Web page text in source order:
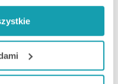
oraz jego
funkcji, dane o tym jak
również przekazywane
i analitycznych.
zgodę i wybrać tylko